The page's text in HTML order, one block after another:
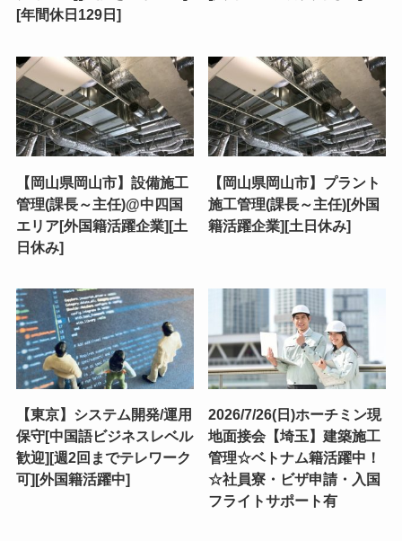
[年間休日129日]
【岡山県岡山市】設備施工
管理(課長～主任)@中四国
エリア[外国籍活躍企業][土
日休み]
【岡山県岡山市】プラント
施工管理(課長～主任)[外国
籍活躍企業][土日休み]
【東京】システム開発/運用
保守[中国語ビジネスレベル
歓迎][週2回までテレワーク
可][外国籍活躍中]
2026/7/26(日)ホーチミン現
地面接会【埼玉】建築施工
管理☆ベトナム籍活躍中！
☆社員寮・ビザ申請・入国
フライトサポート有